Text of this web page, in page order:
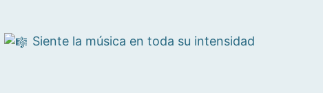
Siente la música en toda su intensidad